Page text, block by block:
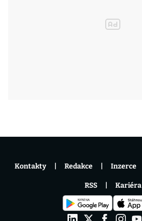
Kontakty Redakce Inzerce
RSS Kariéra